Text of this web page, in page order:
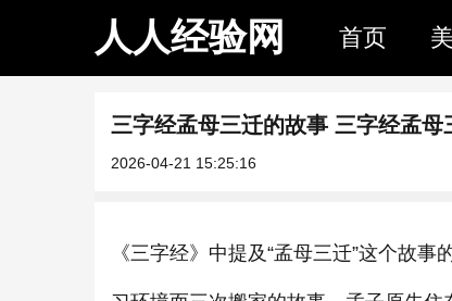
人人经验网 首页
三字经孟母三迁的故事 三字经孟母
2026-04-21 15:25:16
《三字经》中提及“孟母三迁”这个故